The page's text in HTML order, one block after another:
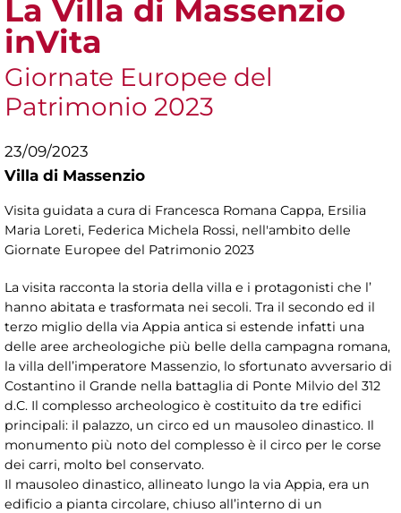
La Villa di Massenzio
inVita
Giornate Europee del
Patrimonio 2023
23/09/2023
Villa di Massenzio
Visita guidata a cura di Francesca Romana Cappa, Ersilia
Maria Loreti, Federica Michela Rossi, nell'ambito delle
Giornate Europee del Patrimonio 2023
La visita racconta la storia della villa e i protagonisti che l’
hanno abitata e trasformata nei secoli. Tra il secondo ed il
terzo miglio della via Appia antica si estende infatti una
delle aree archeologiche più belle della campagna romana,
la villa dell’imperatore Massenzio, lo sfortunato avversario di
Costantino il Grande nella battaglia di Ponte Milvio del 312
d.C. Il complesso archeologico è costituito da tre edifici
principali: il palazzo, un circo ed un mausoleo dinastico. Il
monumento più noto del complesso è il circo per le corse
dei carri, molto bel conservato.
Il mausoleo dinastico, allineato lungo la via Appia, era un
edificio a pianta circolare, chiuso all’interno di un